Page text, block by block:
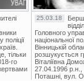
поліції
тільки
го
25.03.18
Головного
національної
Вінницькій
розшукується
Віталіївна
27.04.1996 р.н.,
Поташні, вул.